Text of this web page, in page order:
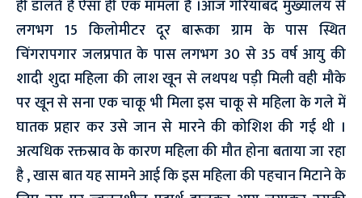
ही डालते हैं ऐसा ही एक मामला है ।आज गरियाबंद मुख्यालय से
लगभग 15 किलोमीटर दूर बारूका ग्राम के पास स्थित
चिंगरापगार जलप्रपात के पास लगभग 30 से 35 वर्ष आयु की
शादी शुदा महिला की लाश खून से लथपथ पड़ी मिली वही मौके
पर खून से सना एक चाकू भी मिला इस चाकू से महिला के गले में
घातक प्रहार कर उसे जान से मारने की कोशिश की गई थी ।
अत्यधिक रक्तस्राव के कारण महिला की मौत होना बताया जा रहा
है , खास बात यह सामने आई कि इस महिला की पहचान मिटाने के